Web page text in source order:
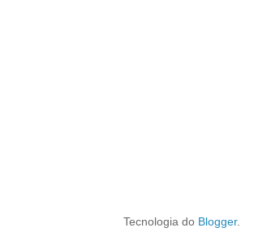
Tecnologia do Blogger.